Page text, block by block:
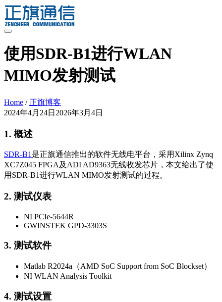
Skip
to
content
使用SDR-B1进行WLAN
MIMO发射测试
Home / 正旗博客
2024年4月24日 2026年3月4日
1. 概述
SDR-B1 是正旗通信推出的软件无线电平台，采用Xilinx Zynq
XC7Z045 FPGA及ADI AD9363无线收发芯片，本文给出了使
用SDR-B1进行WLAN MIMO发射测试的过程。
2. 测试仪表
NI PCIe-5644R
GWINSTEK GPD-3303S
3. 测试软件
Matlab R2024a（AMD SoC Support from SoC Blockset）
NI WLAN Analysis Toolkit
4. 测试设置